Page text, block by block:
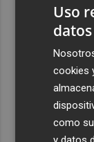
Uso
datos
cookies
como